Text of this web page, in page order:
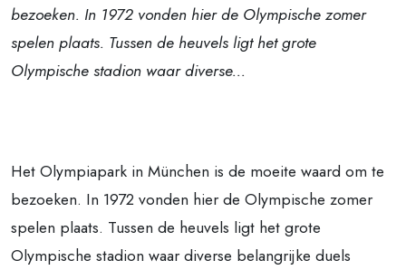
bezoeken. In 1972 vonden hier de Olympische zomer
spelen plaats. Tussen de heuvels ligt het grote
Olympische stadion waar diverse...
Het Olympiapark in München is de moeite waard om te
bezoeken. In 1972 vonden hier de Olympische zomer
spelen plaats. Tussen de heuvels ligt het grote
Olympische stadion waar diverse belangrijke duels